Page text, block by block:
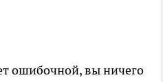
ошибочной, вы ничего